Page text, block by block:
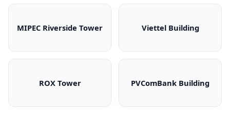
MIPEC Riverside Tower
MIPEC Riverside Tower
Viettel Building
Viettel Building
ROX Tower
ROX Tower
PVComBank Building
PVComBank